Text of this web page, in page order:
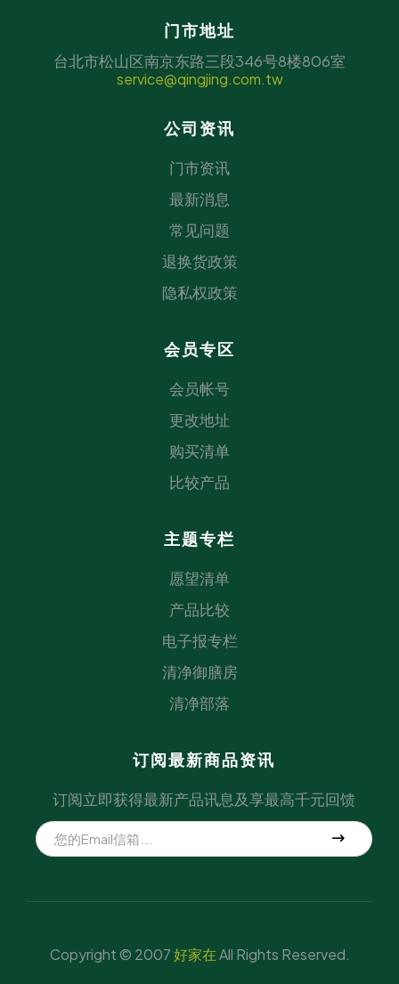
门市地址
台北市松山区南京东路三段346号8楼806室
service@qingjing.com.tw
公司资讯
门市资讯
最新消息
常见问题
退换货政策
隐私权政策
会员专区
会员帐号
更改地址
购买清单
比较产品
主题专栏
愿望清单
产品比较
电子报专栏
清净御膳房
清净部落
订阅最新商品资讯
订阅立即获得最新产品讯息及享最高千元回馈
Copyright © 2007好家在All Rights Reserved.